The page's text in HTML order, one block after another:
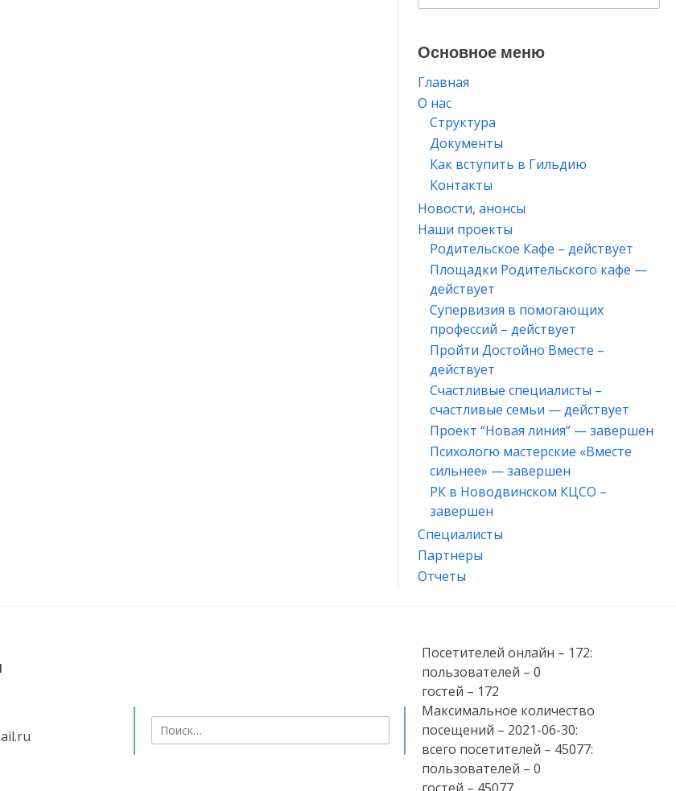
Основное меню
Главная
О нас
Структура
Документы
Как вступить в Гильдию
Контакты
Новости, анонсы
Наши проекты
Родительское Кафе – действует
Площадки Родительского кафе —
действует
Супервизия в помогающих
профессий – действует
Пройти Достойно Вместе –
действует
Счастливые специалисты –
счастливые семьи — действует
Проект “Новая линия” — завершен
Психологю мастерские «Вместе
сильнее» — завершен
РК в Новодвинском КЦСО –
завершен
Специалисты
Партнеры
Отчеты
Найти:
Посетителей онлайн – 172:
пользователей – 0
гостей – 172
Максимальное количество
посещений – 2021-06-30:
всего посетителей – 45077:
пользователей – 0